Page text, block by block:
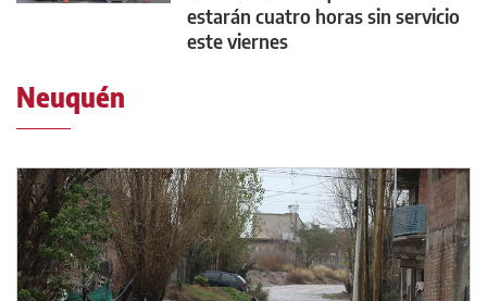
estarán cuatro horas sin servicio
este viernes
Neuquén